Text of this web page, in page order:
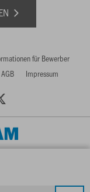
für Bewerber
AGB Impressum